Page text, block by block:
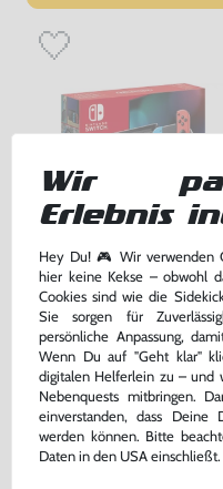
Konsole #Neon-Rot/Neon-
nur239,99 €
Warenkorb
DAS
Wir
Erlebnis
Hey Du! 🎮 Wir verwenden
hier keine Kekse – obwohl
Cookies sind wie die
Sie sorgen für
persönliche Anpassung,
Wenn Du auf "Geht klar"
digitalen Helferlein zu – und
Nebenquests mitbringen.
einverstanden, dass Deine
werden können. Bitte
Daten in den USA